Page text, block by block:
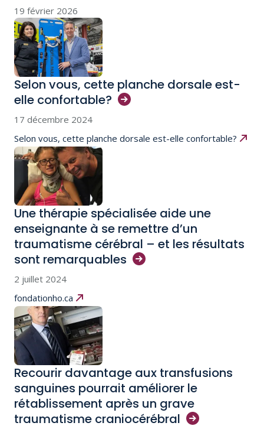
19 février 2026
Selon vous, cette planche dorsale est-
elle confortable?
17 décembre 2024
Selon vous, cette planche dorsale est-elle confortable?
Une thérapie spécialisée aide une
enseignante à se remettre d’un
traumatisme cérébral – et les résultats
sont remarquables
2 juillet 2024
fondationho.ca
Recourir davantage aux transfusions
sanguines pourrait améliorer le
rétablissement après un grave
traumatisme craniocérébral